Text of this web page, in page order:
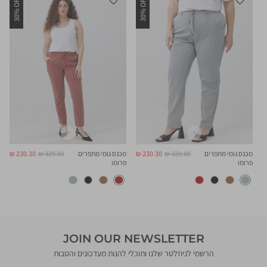
30% OFF
מכנס גומי מתפרים
פרומו
מחיר
230.30 ₪
מחיר
329.00 ₪
30% OFF
מכנס גומי מתפרים
פרומו
מחיר
230.30 ₪
מחיר
329.00 ₪
JOIN OUR NEWSLETTER
הרשמי לניוזלטר שלנו ותוכלי להנות מעדכונים והטבות